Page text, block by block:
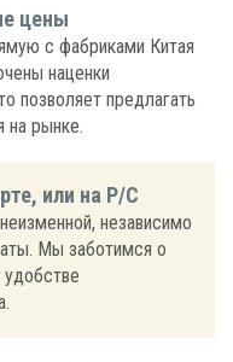
цены
с фабриками Китая
наценки
позволяет предлагать
на рынке.
или на Р/С
независимо
Мы заботимся о
удобстве